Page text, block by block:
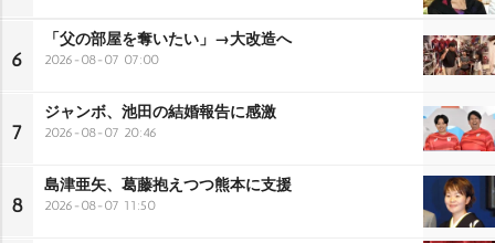
6
「父の部屋を奪いたい」→大改造へ
2026-08-07 07:00
7
ジャンボ、池田の結婚報告に感激
2026-08-07 20:46
8
島津亜矢、葛藤抱えつつ熊本に支援
2026-08-07 11:50